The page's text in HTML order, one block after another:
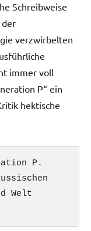
Schreibweise
der
verzwirbelten
immer voll
P“ ein
hektische
P.
Welt